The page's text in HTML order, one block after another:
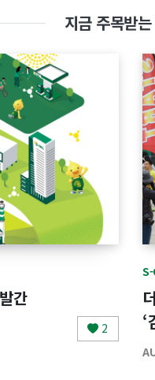
지금 주목받
간
2
‘